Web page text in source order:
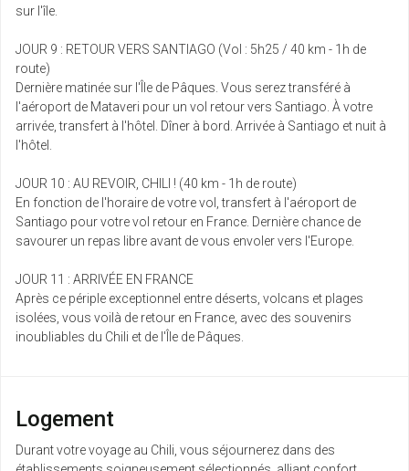
01
02
avr.
9767 €/pers.
Retour le
11/04/2027
avr.
jeu.
08 9632 €/pers.
Retour le
17/04/2027
ven.
09
avr.
9681 €/pers.
Retour le
18/04/2027
avr.
lun.
sur l'île.
JOUR 9 : RETOUR VERS SANTIAGO (Vol : 5h25 / 40 km - 1h de
route)
Dernière matinée sur l'Île de Pâques. Vous serez transféré à
l'aéroport de Mataveri pour un vol retour vers Santiago. À votre
arrivée, transfert à l'hôtel. Dîner à bord. Arrivée à Santiago et nuit à
l'hôtel.
JOUR 10 : AU REVOIR, CHILI ! (40 km - 1h de route)
En fonction de l'horaire de votre vol, transfert à l'aéroport de
Santiago pour votre vol retour en France. Dernière chance de
savourer un repas libre avant de vous envoler vers l'Europe.
JOUR 11 : ARRIVÉE EN FRANCE
Après ce périple exceptionnel entre déserts, volcans et plages
isolées, vous voilà de retour en France, avec des souvenirs
inoubliables du Chili et de l'Île de Pâques.
Logement
Durant votre voyage au Chili, vous séjournerez dans des